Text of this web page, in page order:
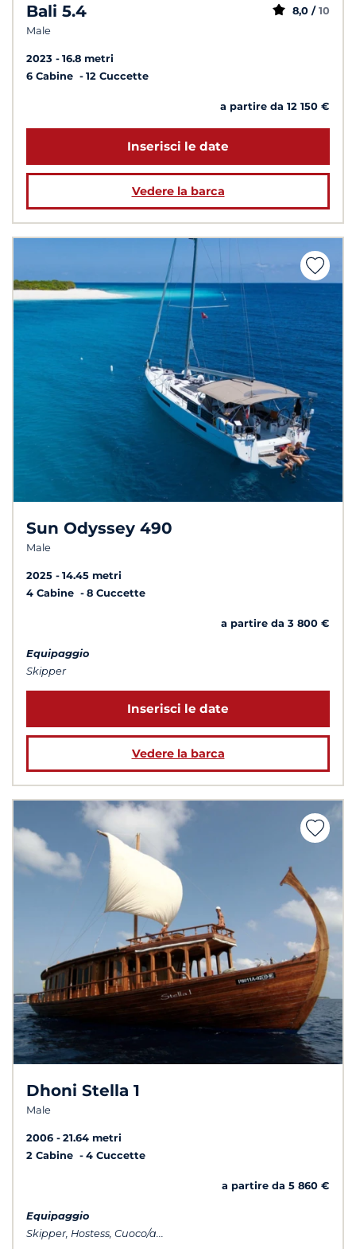
Bali 5.4
Male
8,0 / 10
2023
16.8 metri
6 Cabine
12 Cuccette
a partire da 12 150 €
Inserisci le date
Vedere la barca
Sun Odyssey 490
Male
2025
14.45 metri
4 Cabine
8 Cuccette
a partire da 3 800 €
Equipaggio
Skipper
Inserisci le date
Vedere la barca
Dhoni Stella 1
Male
2006
21.64 metri
2 Cabine
4 Cuccette
a partire da 5 860 €
Equipaggio
Skipper, Hostess, Cuoco/a...